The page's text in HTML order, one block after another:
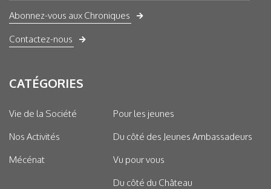
Abonnez-vous aux Chroniques
Contactez-nous
CATÉGORIES
Vie de la Société
Nos Activités
Mécénat
Pour les jeunes
Du côté des Jeunes Ambassadeurs
Vu pour vous
Du côté du Château